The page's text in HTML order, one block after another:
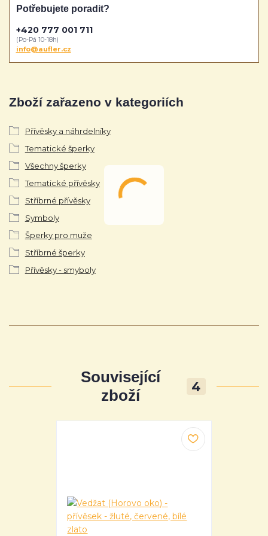
Zboží zařazeno v kategoriích
Přívěsky a náhrdelníky
Tematické šperky
Všechny šperky
Tematické přívěsky
Stříbrné přívěsky
Symboly
Šperky pro muže
Stříbrné šperky
Přívěsky - smyboly
Potřebujete poradit?
+420 777 001 711
(Po-Pá 10-18h)
info@aufler.cz
Související
zboží
4